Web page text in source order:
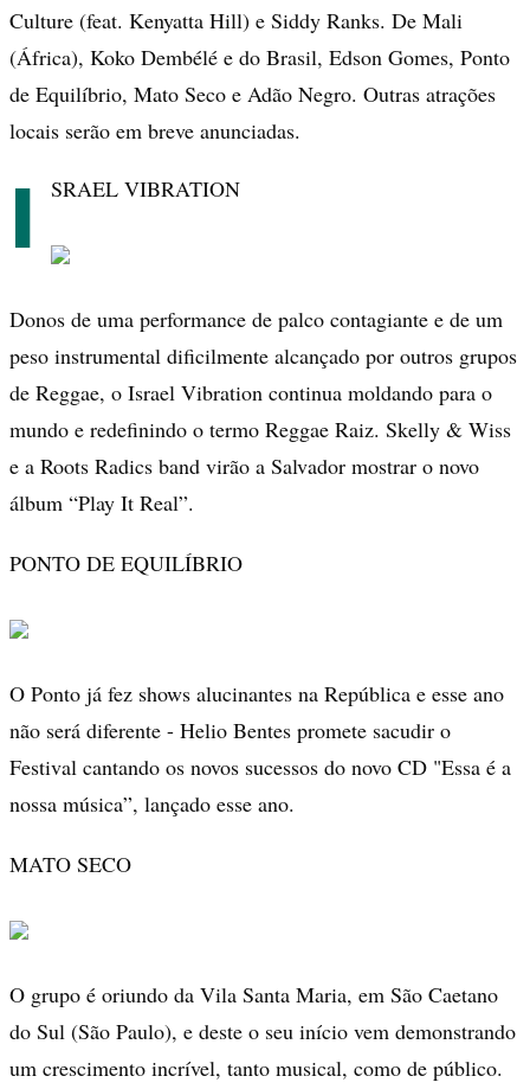
Culture (feat. Kenyatta Hill) e Siddy Ranks. De Mali
(África), Koko Dembélé e do Brasil, Edson Gomes, Ponto
de Equilíbrio, Mato Seco e Adão Negro. Outras atrações
locais serão em breve anunciadas.
I SRAEL VIBRATION
Donos de uma performance de palco contagiante e de um
peso instrumental dificilmente alcançado por outros grupos
de Reggae, o Israel Vibration continua moldando para o
mundo e redefinindo o termo Reggae Raiz. Skelly & Wiss
e a Roots Radics band virão a Salvador mostrar o novo
álbum “Play It Real”.
PONTO DE EQUILÍBRIO
O Ponto já fez shows alucinantes na República e esse ano
não será diferente - Helio Bentes promete sacudir o
Festival cantando os novos sucessos do novo CD "Essa é a
nossa música”, lançado esse ano.
MATO SECO
O grupo é oriundo da Vila Santa Maria, em São Caetano
do Sul (São Paulo), e deste o seu início vem demonstrando
um crescimento incrível, tanto musical, como de público.